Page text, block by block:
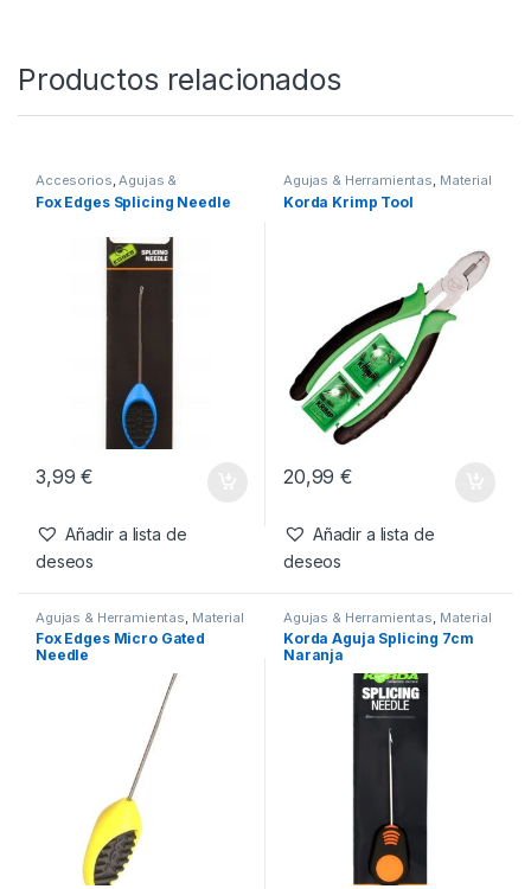
SKU:3830071841465 Categorías:Agujas &
Herramientas,Material Montajes
Productos relacionados
Accesorios
Herramientas
Fox Edges Splicing Needle
Añadir a lista de
deseos
Agujas & Herramientas
Montajes
Korda Krimp Tool
Añadir a lista de